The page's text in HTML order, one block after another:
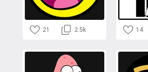
21 2.5k 14